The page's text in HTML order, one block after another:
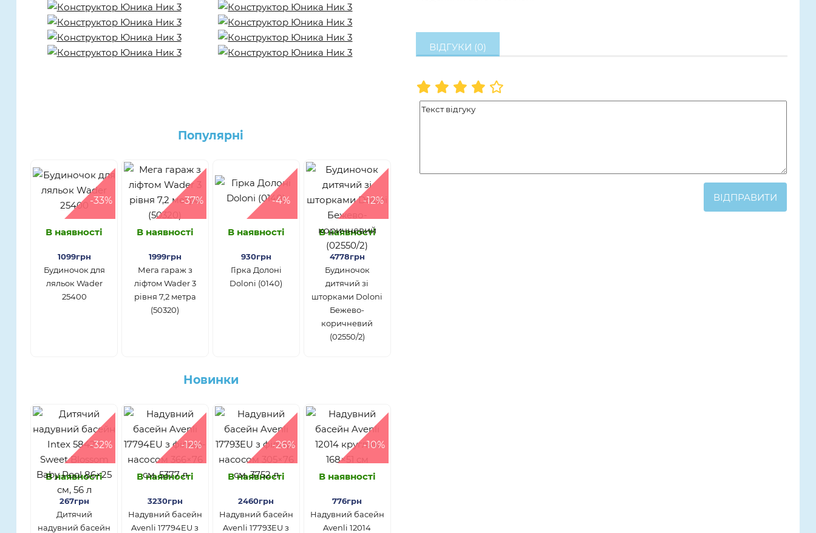
Популярнi
-33%
В наявності
1099грн
Будиночок для
ляльок Wader
25400
-37%
В наявності
1999грн
Мега гараж з
ліфтом Wader 3
рівня 7,2 метра
(50320)
-4%
В наявності
930грн
Гірка Долоні
Doloni (0140)
-12%
В наявності
4778грн
Будиночок
дитячий зі
шторками Doloni
Бежево-
коричневий
(02550/2)
Новинки
-32%
В наявності
267грн
Дитячий
надувний басейн
-12%
В наявності
3230грн
Надувний басейн
Avenli 17794EU з
-26%
В наявності
2460грн
Надувний басейн
Avenli 17793EU з
-10%
В наявності
776грн
Надувний басейн
Avenli 12014
ВІДГУКИ (0)
ВІДПРАВИТИ